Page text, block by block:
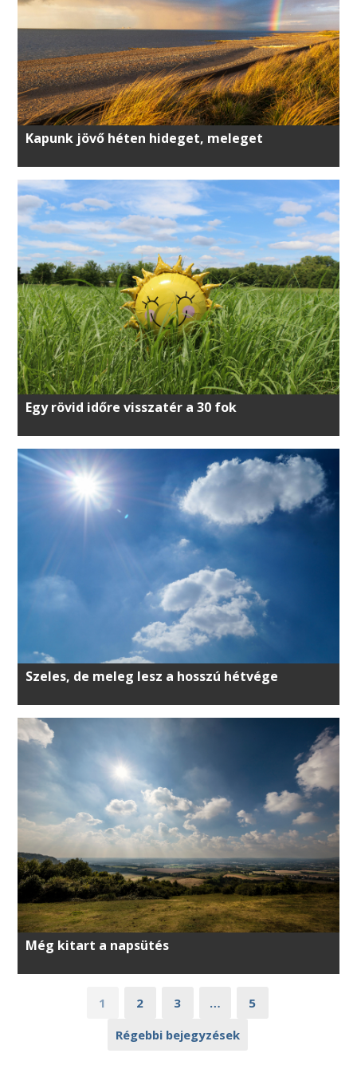
Kapunk jövő héten hideget, meleget
Egy rövid időre visszatér a 30 fok
Szeles, de meleg lesz a hosszú hétvége
Még kitart a napsütés
1 2 3 …
5
Régebbi bejegyzések